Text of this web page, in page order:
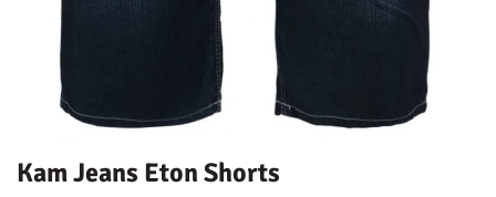
Kam Jeans Eton Shorts